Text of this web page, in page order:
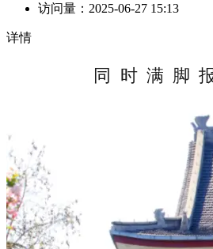
访问量： 2025-06-27 15:13
详情
同时满脚报